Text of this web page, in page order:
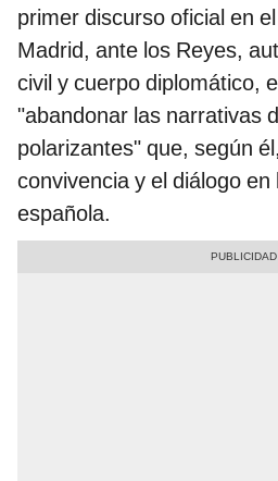
primer discurso oficial en
Madrid, ante los Reyes,
civil y cuerpo diplomático,
"abandonar las narrativas
polarizantes" que, según
convivencia y el diálogo en
española.